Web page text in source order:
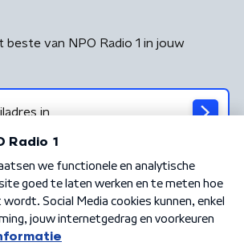
beste van NPO Radio 1 in jouw